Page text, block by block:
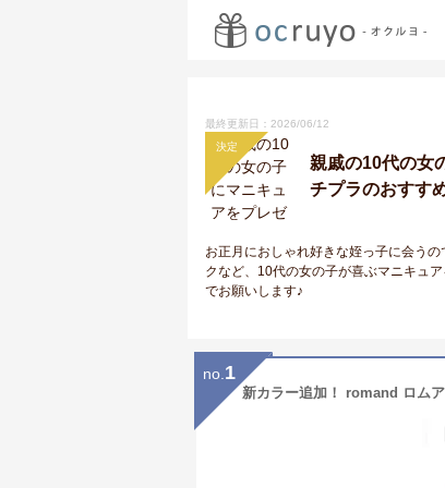
最終更新日：2026/06/12
決定
親戚の10代の女
チプラのおすす
お正月におしゃれ好きな姪っ子に会う
クなど、10代の女の子が喜ぶマニキュ
でお願いします♪
no. 1